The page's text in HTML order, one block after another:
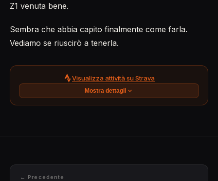
About
Z1 venuta bene.
Sembra che abbia capito finalmente come farla.
Vediamo se riuscirò a tenerla.
Visualizza attività su Strava
Mostra dettagli
← Precedente